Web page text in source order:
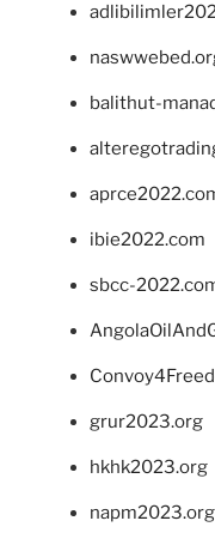
balithut-
ibie2022.com
sbcc-
grur2023.org
hkhk2023.org
napm2023.org